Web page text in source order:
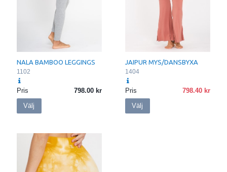
NALA BAMBOO LEGGINGS
1102
Pris 798.00
Välj
JAIPUR MYS/DANSBYXA
1404
Pris 798.40
Välj